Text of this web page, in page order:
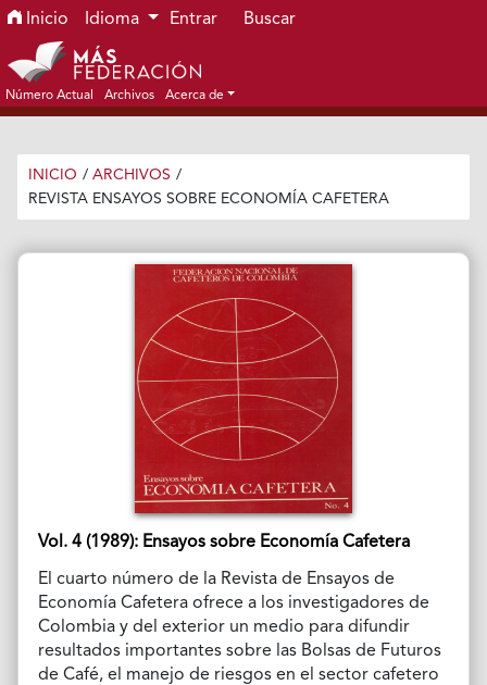
Ir al menú de navegación principal
Ir al contenido principal
Ir al pie de página del sitio
Inicio Idioma Entrar Buscar
Número Actual Archivos Acerca de
INICIO / ARCHIVOS /
REVISTA ENSAYOS SOBRE ECONOMÍA CAFETERA
Vol. 4 (1989): Ensayos sobre Economía Cafetera
El cuarto número de la Revista de Ensayos de
Economía Cafetera ofrece a los investigadores de
Colombia y del exterior un medio para difundir
resultados importantes sobre las Bolsas de Futuros
de Café, el manejo de riesgos en el sector cafetero